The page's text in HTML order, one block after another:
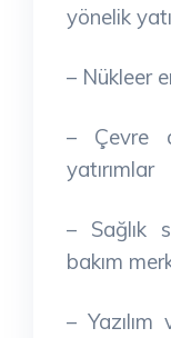
yönelik
– Nükleer
– Çevre
yatırımlar
– Sağlık
bakım
–